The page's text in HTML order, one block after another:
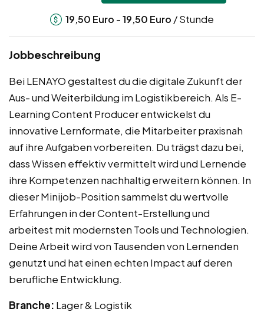
19,50 Euro -19,50 Euro / Stunde
Jobbeschreibung
Bei LENAYO gestaltest du die digitale Zukunft der
Aus- und Weiterbildung im Logistikbereich. Als E-
Learning Content Producer entwickelst du
innovative Lernformate, die Mitarbeiter praxisnah
auf ihre Aufgaben vorbereiten. Du trägst dazu bei,
dass Wissen effektiv vermittelt wird und Lernende
ihre Kompetenzen nachhaltig erweitern können. In
dieser Minijob-Position sammelst du wertvolle
Erfahrungen in der Content-Erstellung und
arbeitest mit modernsten Tools und Technologien.
Deine Arbeit wird von Tausenden von Lernenden
genutzt und hat einen echten Impact auf deren
berufliche Entwicklung.
Branche: Lager & Logistik